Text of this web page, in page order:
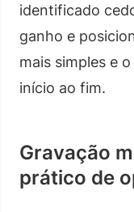
identificado
ganho e
mais simples e
início ao fim.
Gravação
prático de